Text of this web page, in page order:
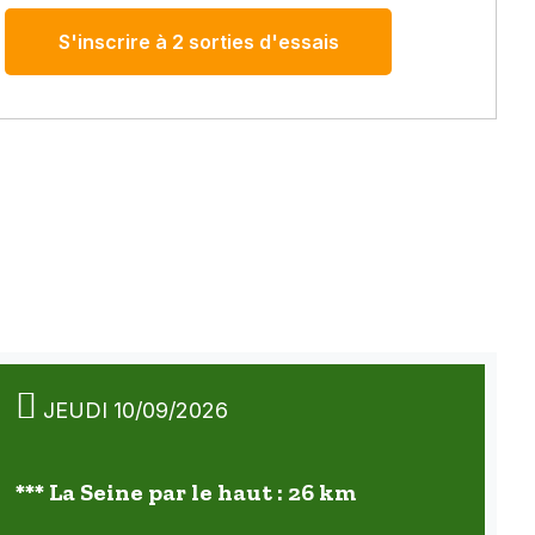
S'inscrire à 2 sorties d'essais
JEUDI 10/09/2026
*** La Seine par le haut : 26 km